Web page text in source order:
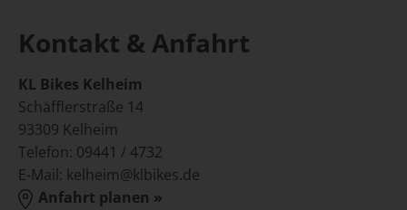
Kontakt & Anfahrt
KL Bikes Kelheim
Schäfflerstraße 14
93309 Kelheim
Telefon: 09441 / 4732
E-Mail: kelheim@klbikes.de
Anfahrt planen »